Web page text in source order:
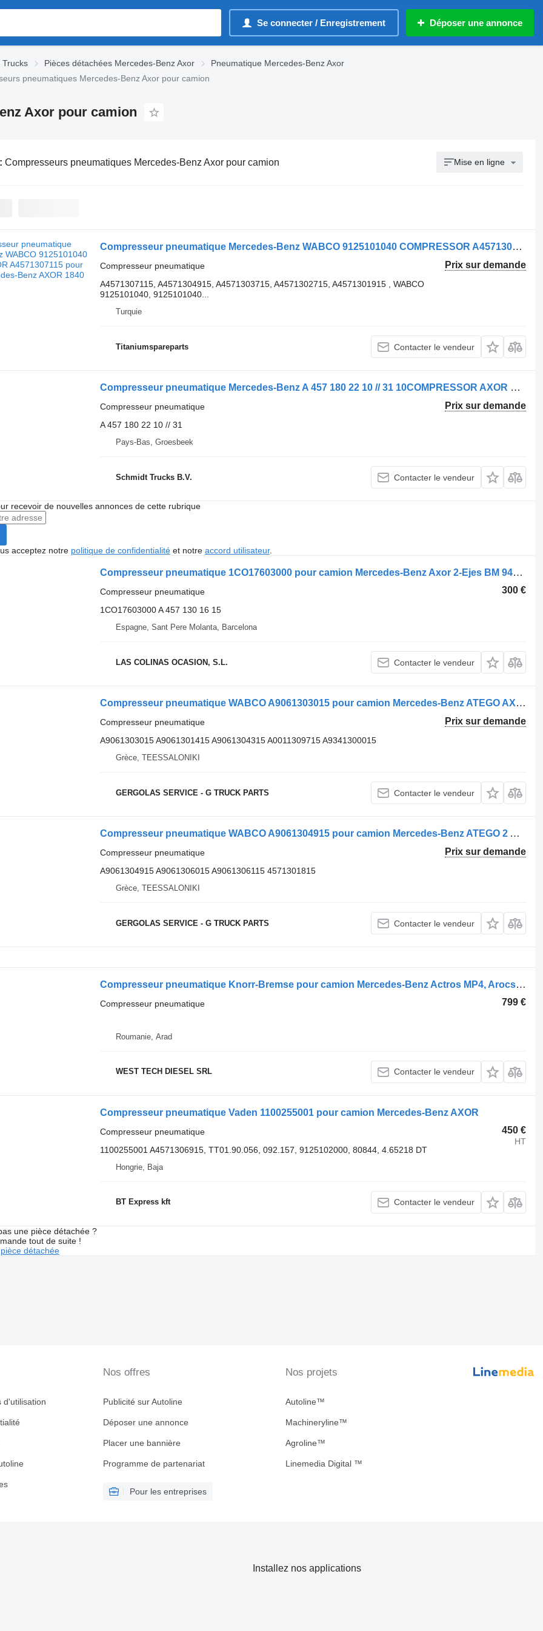
Se connecter / Enregistrement Déposer une annonce
Trucks Pièces détachées Mercedes-Benz Axor
Pneumatique Mercedes-Benz Axor
pneumatiques Mercedes-Benz Axor pour camion
Axor pour camion
Compresseurs pneumatiques Mercedes-Benz Axor pour camion Mise en ligne
Compresseur pneumatique Mercedes-Benz WABCO 9125101040 COMPRESSOR A4571307115 pour camion Mercedes-Benz AXOR 1840
Prix sur demande
Compresseur pneumatique
A4571307115, A4571304915, A4571303715, A4571302715, A4571301915 , WABCO
9125101040, 9125101040...
Turquie
Titaniumspareparts Contacter le vendeur
Compresseur pneumatique Mercedes-Benz A 457 180 22 10 // 31 10COMPRESSOR AXOR OM457LA EURO 5 MOTOR pour camion
Prix sur demande
Compresseur pneumatique
A 457 180 22 10 // 31
Pays-Bas, Groesbeek
Schmidt Trucks B.V. Contacter le vendeur
recevoir de nouvelles annonces de cette rubrique
acceptez notre politique de confidentialitéet notre accord utilisateur.
Compresseur pneumatique 1CO17603000 pour camion Mercedes-Benz Axor 2-Ejes BM 944 (09.2001->2004)
300 €
Compresseur pneumatique
1CO17603000 A 457 130 16 15
Espagne, Sant Pere Molanta, Barcelona
LAS COLINAS OCASION, S.L. Contacter le vendeur
Compresseur pneumatique WABCO A9061303015 pour camion Mercedes-Benz ATEGO AXOR
Prix sur demande
Compresseur pneumatique
A9061303015 A9061301415 A9061304315 A0011309715 A9341300015
Grèce, TEESSALONIKI
GERGOLAS SERVICE - G TRUCK PARTS Contacter le vendeur
Compresseur pneumatique WABCO A9061304915 pour camion Mercedes-Benz ATEGO 2 AXOR
Prix sur demande
Compresseur pneumatique
A9061304915 A9061306015 A9061306115 4571301815
Grèce, TEESSALONIKI
GERGOLAS SERVICE - G TRUCK PARTS Contacter le vendeur
Compresseur pneumatique Knorr-Bremse pour camion Mercedes-Benz Actros MP4, Arocs, Axor, Antos
799 €
Compresseur pneumatique
Roumanie, Arad
WEST TECH DIESEL SRL Contacter le vendeur
Compresseur pneumatique Vaden 1100255001 pour camion Mercedes-Benz AXOR
450 €
HT
Compresseur pneumatique
1100255001 A4571306915, TT01.90.056, 092.157, 9125102000, 80844, 4.65218 DT
Hongrie, Baja
BT Express kft Contacter le vendeur
une pièce détachée ?
tout de suite !
détachée
d'utilisation
Nos offres
Publicité sur Autoline
Déposer une annonce
Placer une bannière
Programme de partenariat
Pour les entreprises
Nos projets
Autoline™
Machineryline™
Agroline™
Linemedia Digital ™
Installez nos applications